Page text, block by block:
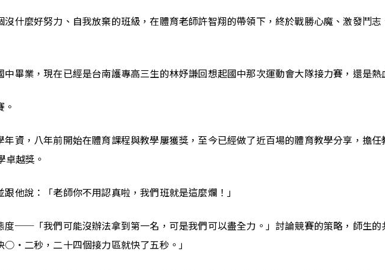
沒什麼好努力、自我放棄的班級，在體育老師許智翔的帶領下，終於戰勝心魔、激發鬥
中畢業，現在已經是台南護專高三生的林妤謙回想起國中那次運動會大隊接力賽，還是熱
資，八年前開始在體育課程與教學屢獲獎，至今已經做了近百場的體育教學分享，擔
卓越獎。
他說：「老師你不用認真啦，我們班就是這麼爛！」
度──「我們可能沒辦法拿到第一名，可是我們可以盡全力。」討論競賽的策略，師生的
○‧二秒，二十四個接力區就快了五秒。」